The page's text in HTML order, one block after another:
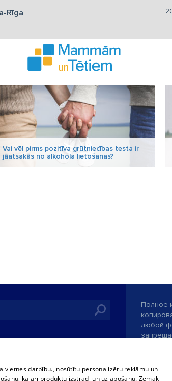
Rīga
Vai vēl pirms pozitīva grūtniecības testa ir
jāatsakās no alkohola lietošanas?
В кинотеатрах
Условия договора
Полное
любой
vietnes darbību., nosūtītu personalizētu reklāmu un
kā arī produktu izstrādi un uzlabošanu. Zemāk